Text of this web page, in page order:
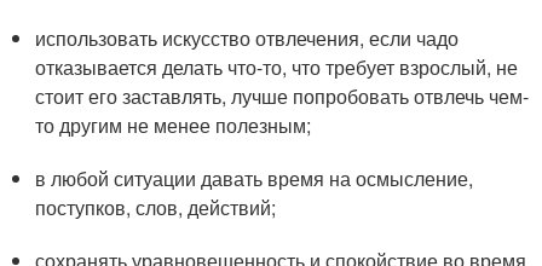
использовать искусство отвлечения, если чадо
отказывается делать что-то, что требует взрослый, не
стоит его заставлять, лучше попробовать отвлечь чем-
то другим не менее полезным;
в любой ситуации давать время на осмысление,
поступков, слов, действий;